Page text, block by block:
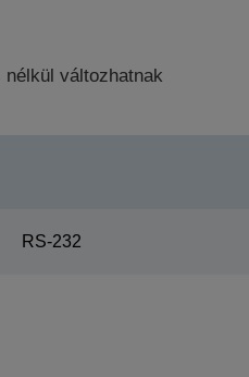
változhatnak
RS-232